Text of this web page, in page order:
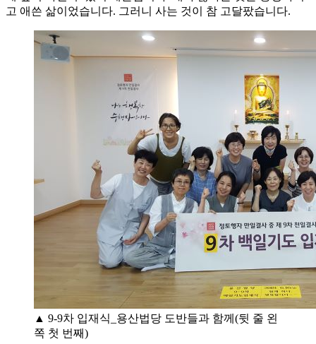
고 애쓴 삶이었습니다. 그러니 사는 것이 참 고달팠습니다.
▲ 9-9차 입재식_용산법당 도반들과 함께(뒷 줄 왼
쪽 첫 번째)